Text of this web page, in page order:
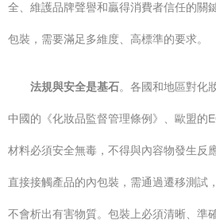
全、維護品牌聲譽和贏得消費者信任的關
包裝，需要滿足多維度、高標準的要求。
法規與安全是基石。各國和地區對化
中國的《化妝品監督管理條例》、歐盟的
材料必須安全無毒，不得與內容物發生反
直接接觸產品的內包裝，需通過遷移測試
不會析出有害物質。包裝上必須清晰、準